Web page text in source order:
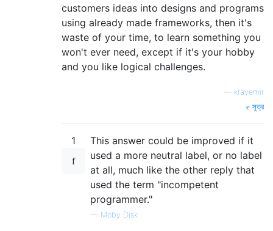
customers ideas into designs and programs
using already made frameworks, then it's
waste of your time, to learn something you
won't ever need, except if it's your hobby
and you like logical challenges.
kravemir
সূত্র
1
This answer could be improved if it
used a more neutral label, or no label
at all, much like the other reply that
used the term "incompetent
programmer."
— Moby Disk